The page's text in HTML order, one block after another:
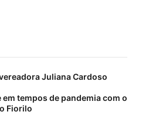
Juliana Cardoso
tempos de pandemia com o
Fiorilo